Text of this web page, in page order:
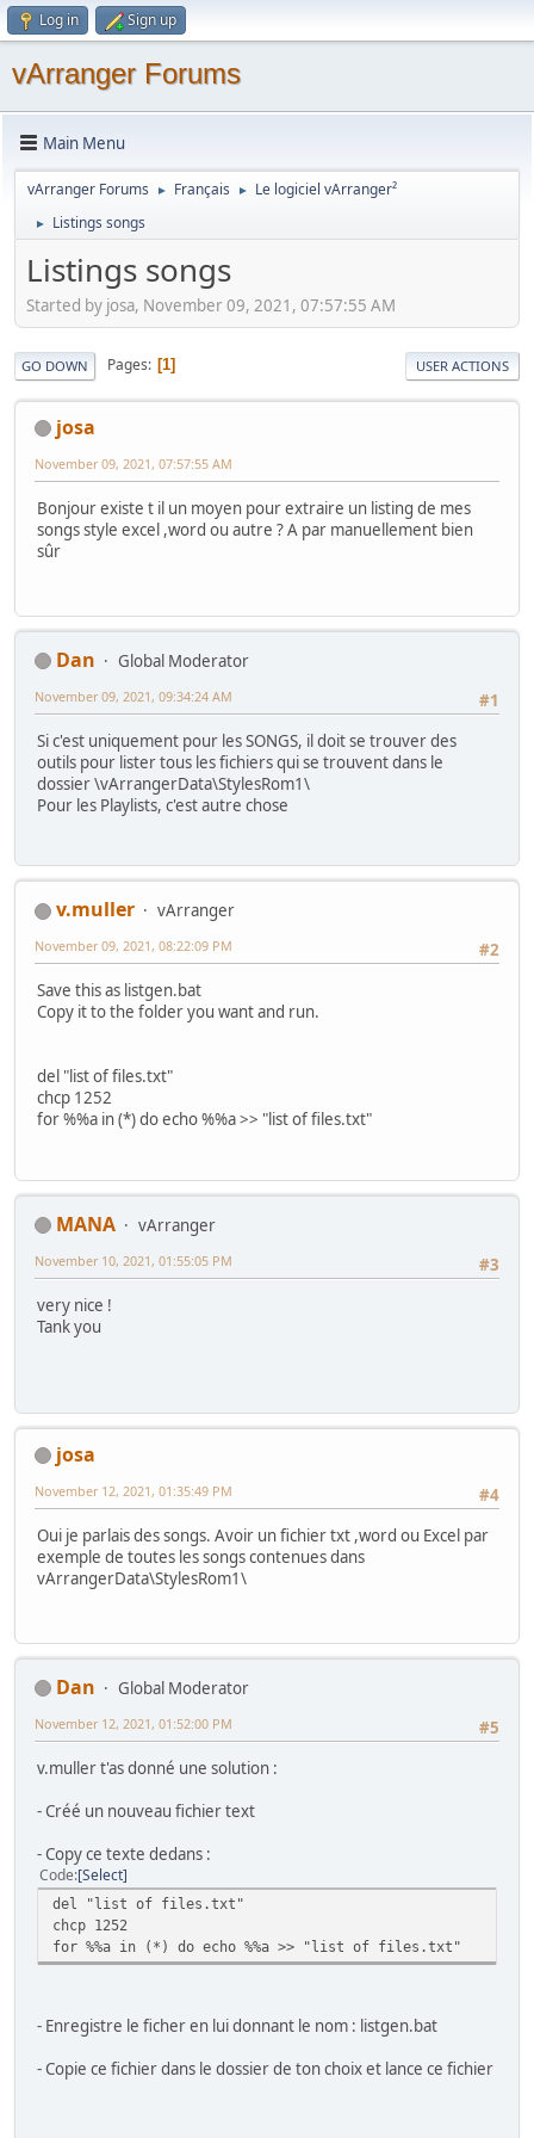
Log in Sign up
vArranger Forums
Main Menu
vArranger Forums ► Français ► Le logiciel vArranger²
► Listings songs
Listings songs
Started by josa, November 09, 2021, 07:57:55 AM
GO DOWN Pages 1 USER ACTIONS
josa
November 09, 2021, 07:57:55 AM
Bonjour existe t il un moyen pour extraire un listing de mes
songs style excel ,word ou autre ? A par manuellement bien
sûr
Dan
Global Moderator
#1
November 09, 2021, 09:34:24 AM
Si c'est uniquement pour les SONGS, il doit se trouver des
outils pour lister tous les fichiers qui se trouvent dans le
dossier \vArrangerData\StylesRom1\
Pour les Playlists, c'est autre chose
v.muller
vArranger
#2
November 09, 2021, 08:22:09 PM
Save this as listgen.bat
Copy it to the folder you want and run.
del "list of files.txt"
chcp 1252
for %%a in (*) do echo %%a >> "list of files.txt"
MANA
vArranger
#3
November 10, 2021, 01:55:05 PM
very nice !
Tank you
josa
#4
November 12, 2021, 01:35:49 PM
Oui je parlais des songs. Avoir un fichier txt ,word ou Excel par
exemple de toutes les songs contenues dans
vArrangerData\StylesRom1\
Dan
Global Moderator
#5
November 12, 2021, 01:52:00 PM
v.muller t'as donné une solution :
- Créé un nouveau fichier text
- Copy ce texte dedans :
Code Select
del "list of files.txt"
chcp 1252
for %%a in (*) do echo %%a >> "list of files.txt"
- Enregistre le ficher en lui donnant le nom : listgen.bat
- Copie ce fichier dans le dossier de ton choix et lance ce fichier